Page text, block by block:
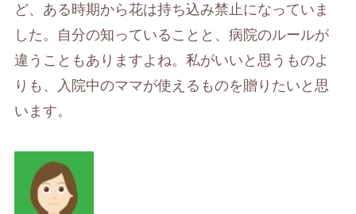
ど、ある時期から花は持ち込み禁止になっていま
した。自分の知っていることと、病院のルールが
違うこともありますよね。私がいいと思うものよ
りも、入院中のママが使えるものを贈りたいと思
います。